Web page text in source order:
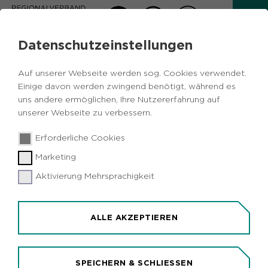
Datenschutzeinstellungen
Auf unserer Webseite werden sog. Cookies verwendet.
Einige davon werden zwingend benötigt, während es
uns andere ermöglichen, Ihre Nutzererfahrung auf
unserer Webseite zu verbessern.
Erforderliche Cookies
Marketing
Aktivierung Mehrsprachigkeit
ALLE AKZEPTIEREN
SPEICHERN & SCHLIESSEN
PRESSEMITTEILUNG
Zurück
RVR-Klimaserver zeigt Folgen des
Klimawandels in der Metropole Ruhr